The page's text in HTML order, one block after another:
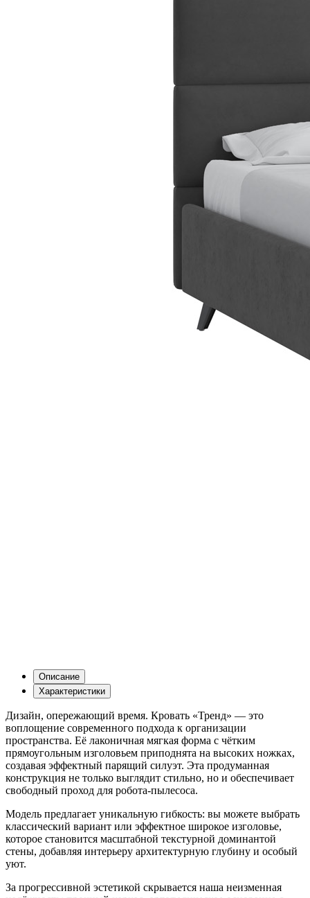
Описание
Характеристики
Дизайн, опережающий время. Кровать «Тренд» — это
воплощение современного подхода к организации
пространства. Её лаконичная мягкая форма с чётким
прямоугольным изголовьем приподнята на высоких ножках,
создавая эффектный парящий силуэт. Эта продуманная
конструкция не только выглядит стильно, но и обеспечивает
свободный проход для робота-пылесоса.
Модель предлагает уникальную гибкость: вы можете выбрать
классический вариант или эффектное широкое изголовье,
которое становится масштабной текстурной доминантой
стены, добавляя интерьеру архитектурную глубину и особый
уют.
За прогрессивной эстетикой скрывается наша неизменная